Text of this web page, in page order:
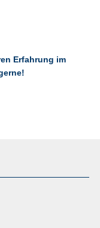
Erfahrung im